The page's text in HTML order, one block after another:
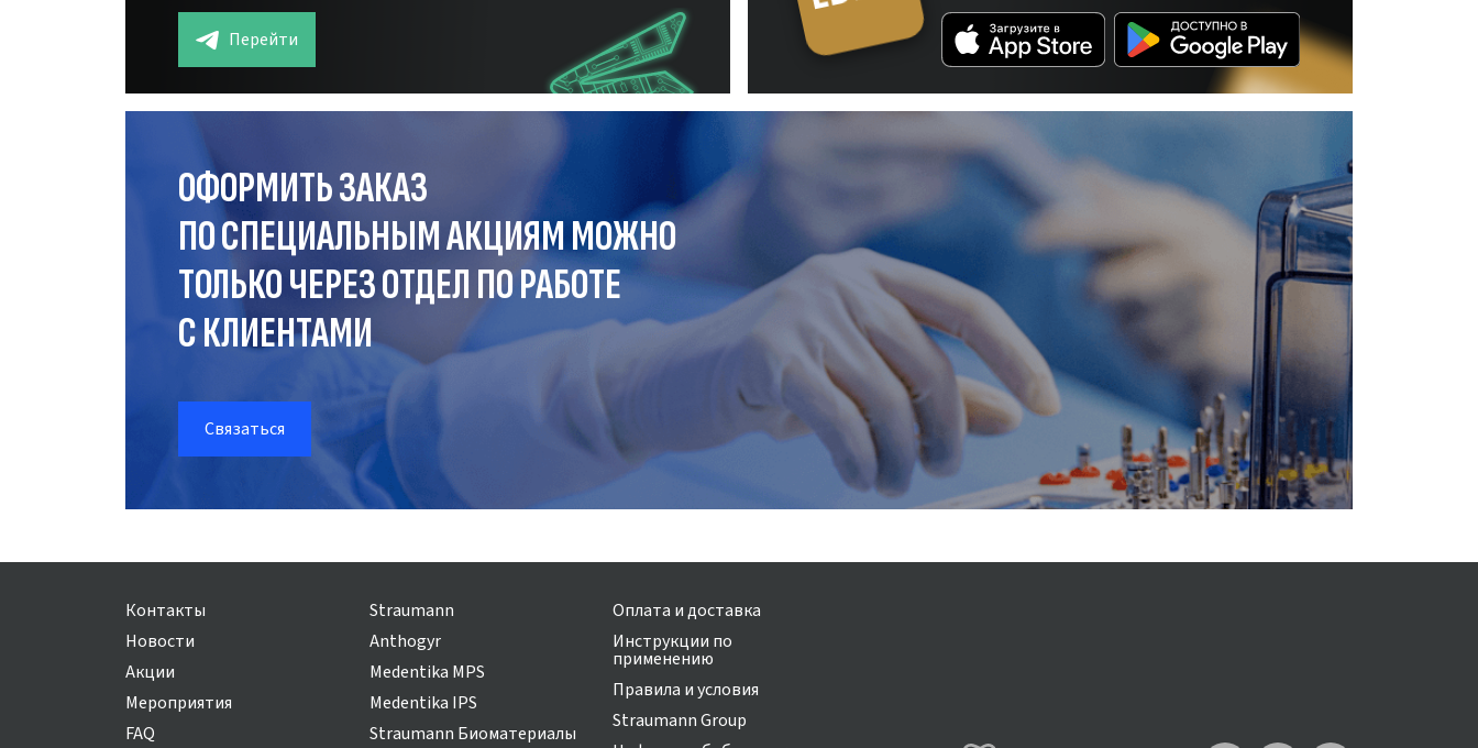
Перейти
ОФОРМИТЬ ЗАКАЗ
ПО СПЕЦИАЛЬНЫМ АКЦИЯМ МОЖНО
ТОЛЬКО ЧЕРЕЗ ОТДЕЛПО РАБОТЕ
С КЛИЕНТАМИ
Связаться
Контакты
Новости
Акции
Мероприятия
FAQ
Straumann
Anthogyr
Medentika MPS
Medentika IPS
Straumann Биоматериалы
Оплата и доставка
Инструкции по
применению
Правила и условия
Straumann Group